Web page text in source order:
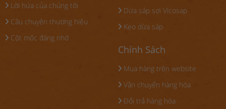
Lời hứa của chúng tôi
Câu chuyện thương hiệu
Cột mốc đáng nhớ
Dừa sáp sợi Vicosap
Kẹo dừa sáp
Chính Sách
Mua hàng trên website
Vận chuyển hàng hóa
Đổi trả hàng hóa